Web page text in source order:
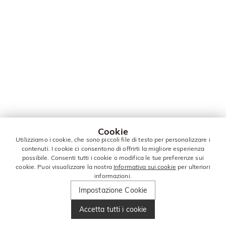
Cookie
Utilizziamo i cookie, che sono piccoli file di testo per personalizzare i
contenuti. I cookie ci consentono di offrirti la migliore esperienza
possibile. Consenti tutti i cookie o modifica le tue preferenze sui
cookie. Puoi visualizzare la nostra Informativa sui cookie per ulteriori
informazioni.
Impostazione Cookie
Accetta tutti i cookie